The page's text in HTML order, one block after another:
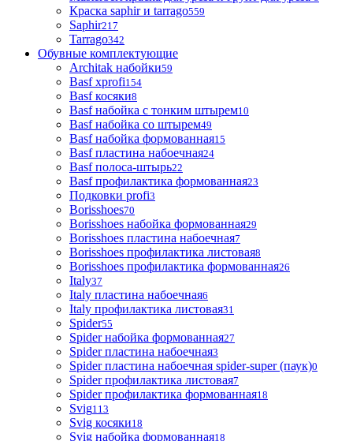
Краска saphir и tarrago559
Saphir217
Tarrago342
Обувные комплектующие
Architak набойки59
Basf xprofi154
Basf косяки8
Basf набойка с тонким штырем10
Basf набойка со штырем49
Basf набойка формованная15
Basf пластина набоечная24
Basf полоса-штырь22
Basf профилактика формованная23
Подковки profi3
Borisshoes70
Borisshoes набойка формованная29
Borisshoes пластина набоечная7
Borisshoes профилактика листовая8
Borisshoes профилактика формованная26
Italy37
Italy пластина набоечная6
Italy профилактика листовая31
Spider55
Spider набойка формованная27
Spider пластина набоечная3
Spider пластина набоечная spider-super (паук)0
Spider профилактика листовая7
Spider профилактика формованная18
Svig113
Svig косяки18
Svig набойка формованная18